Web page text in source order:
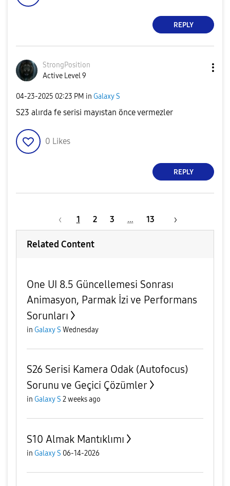
REPLY
StrongPosition
Active Level 9
‎04-23-2025 02:23 PM in Galaxy S
S23 alırda fe serisi mayıstan önce vermezler
0 Likes
REPLY
1 2 3 … 13
Related Content
One UI 8.5 Güncellemesi Sonrası
Animasyon, Parmak İzi ve Performans
Sorunları
in Galaxy S Wednesday
S26 Serisi Kamera Odak (Autofocus)
Sorunu ve Geçici Çözümler
in Galaxy S 2 weeks ago
S10 Almak Mantıklımı
in Galaxy S 06-14-2026